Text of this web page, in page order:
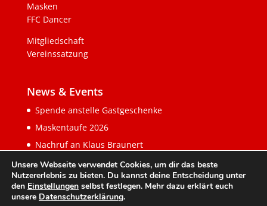
Masken
FFC Dancer
Mitgliedschaft
Vereinssatzung
News & Events
Spende anstelle Gastgeschenke
Maskentaufe 2026
Nachruf an Klaus Braunert
Unsere Webseite verwendet Cookies, um dir das beste
Nutzererlebnis zu bieten. Du kannst deine Entscheidung unter
den Einstellungen selbst festlegen. Mehr dazu erklärt euch
unsere Datenschutzerklärung.